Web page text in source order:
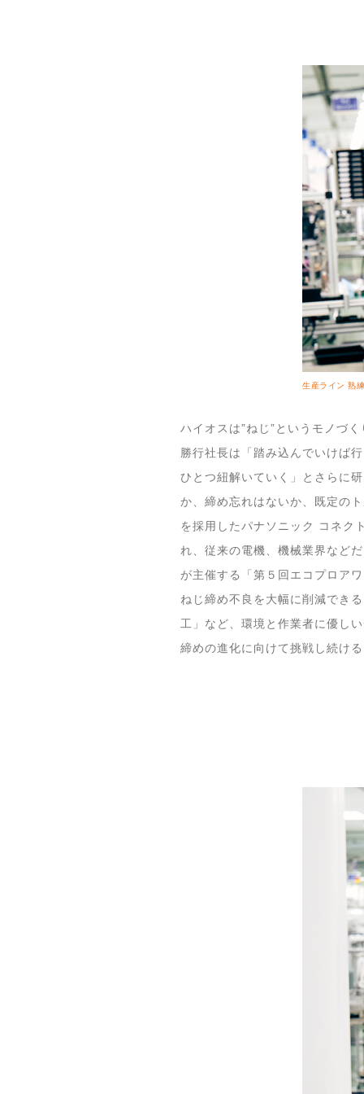
生産ライン 熟
ハイオスは”ねじ”というモノづ
勝行社長は「踏み込んでいけば
ひとつ紐解いていく」とさらに
か、締め忘れはないか、既定の
を採用したパナソニック コネク
れ、従来の電機、機械業界など
が主催する「第５回エコプロア
ねじ締め不良を大幅に削減でき
工」など、環境と作業者に優し
締めの進化に向けて挑戦し続け